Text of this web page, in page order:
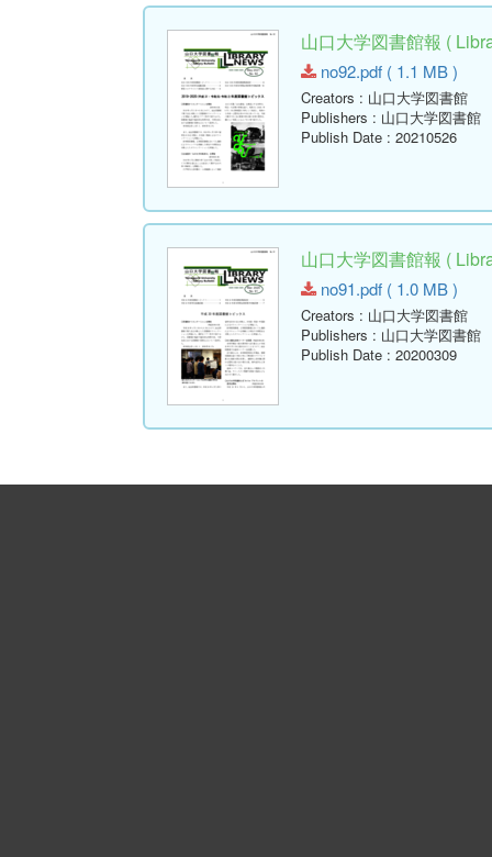
山口大学図書館報 (
no92.pdf ( 1.1 MB )
Creators : 山口大学図書館
Publishers : 山口大学図書館
Publish Date : 20210526
山口大学図書館報 (
no91.pdf ( 1.0 MB )
Creators : 山口大学図書館
Publishers : 山口大学図書館
Publish Date : 20200309